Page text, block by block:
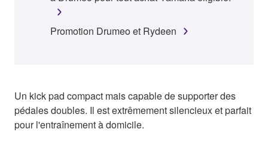
Promotion Drumeo et Rydeen
Un kick pad compact mais capable de supporter des
pédales doubles. Il est extrêmement silencieux et parfait
pour l'entraînement à domicile.